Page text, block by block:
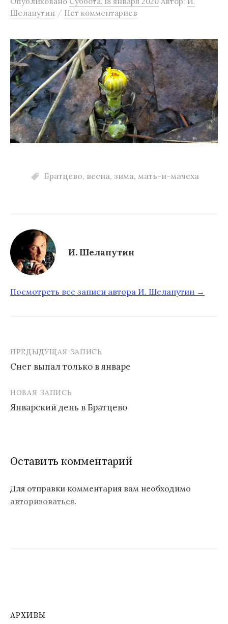
м
Шелапутин / Нет комментариев
Братцево, весна, зима, мать-и-мачеха
И. Шелапутин
Посмотреть все записи автора И. Шелапутин →
а
г
ц
и
п
ПРЕДЫДУЩАЯ ЗАПИСЬ
Снег выпал только в январе
НОВАЯ ЗАПИСЬ
Январский день в Братцево
Оставить комментарий
Для отправки комментария вам необходимо
авторизоваться.
АРХИВЫ